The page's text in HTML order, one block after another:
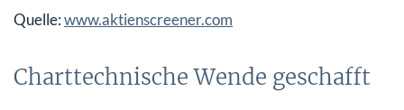
Quelle:www.aktienscreener.com
Charttechnische Wende geschafft